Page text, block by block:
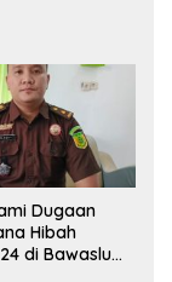
Dugaan
Hibah
di Bawaslu